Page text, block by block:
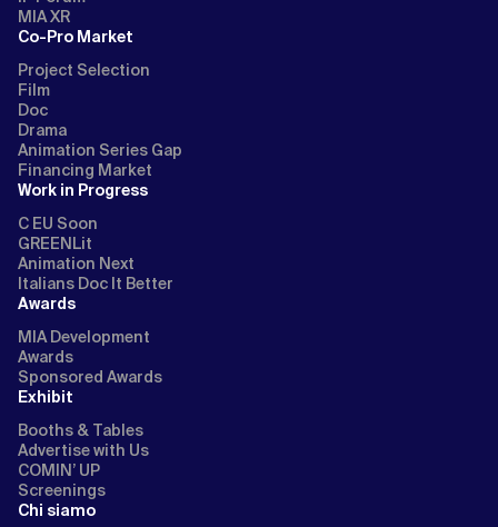
MIA XR
Co-Pro Market
Project Selection
Film
Doc
Drama
Animation Series Gap
Financing Market
Work in Progress
C EU Soon
GREENLit
Animation Next
Italians Doc It Better
Awards
MIA Development
Awards
Sponsored Awards
Exhibit
Booths & Tables
Advertise with Us
COMIN’ UP
Screenings
Chi siamo